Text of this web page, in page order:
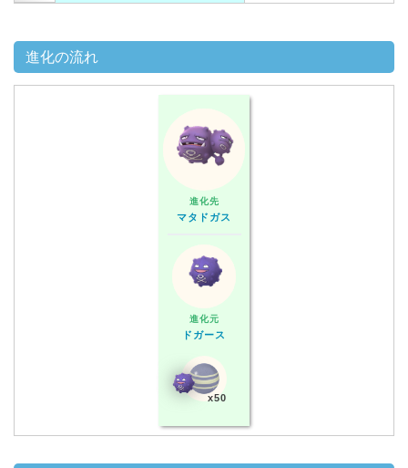
進化の流れ
進化先
マタドガス
進化元
ドガース
x50